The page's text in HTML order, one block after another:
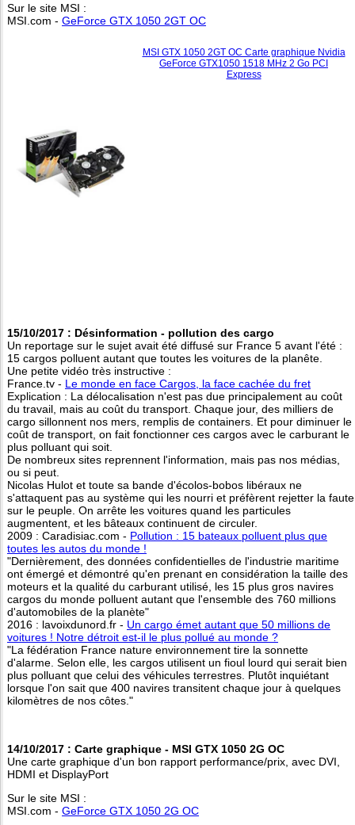
Sur le site MSI :
MSI.com - GeForce GTX 1050 2GT OC
MSI GTX 1050 2GT OC Carte graphique Nvidia
GeForce GTX1050 1518 MHz 2 Go PCI
Express
15/10/2017 : Désinformation - pollution des cargo
Un reportage sur le sujet avait été diffusé sur France 5 avant l'été :
15 cargos polluent autant que toutes les voitures de la planête.
Une petite vidéo très instructive :
France.tv - Le monde en face Cargos, la face cachée du fret
Explication : La délocalisation n'est pas due principalement au coût
du travail, mais au coût du transport. Chaque jour, des milliers de
cargo sillonnent nos mers, remplis de containers. Et pour diminuer le
coût de transport, on fait fonctionner ces cargos avec le carburant le
plus polluant qui soit.
De nombreux sites reprennent l'information, mais pas nos médias,
ou si peut.
Nicolas Hulot et toute sa bande d'écolos-bobos libéraux ne
s'attaquent pas au système qui les nourri et préfèrent rejetter la faute
sur le peuple. On arrête les voitures quand les particules
augmentent, et les bâteaux continuent de circuler.
2009 : Caradisiac.com - Pollution : 15 bateaux polluent plus que
toutes les autos du monde !
"Dernièrement, des données confidentielles de l'industrie maritime
ont émergé et démontré qu'en prenant en considération la taille des
moteurs et la qualité du carburant utilisé, les 15 plus gros navires
cargos du monde polluent autant que l'ensemble des 760 millions
d'automobiles de la planète"
2016 : lavoixdunord.fr - Un cargo émet autant que 50 millions de
voitures ! Notre détroit est-il le plus pollué au monde ?
"La fédération France nature environnement tire la sonnette
d'alarme. Selon elle, les cargos utilisent un fioul lourd qui serait bien
plus polluant que celui des véhicules terrestres. Plutôt inquiétant
lorsque l'on sait que 400 navires transitent chaque jour à quelques
kilomètres de nos côtes."
14/10/2017 : Carte graphique - MSI GTX 1050 2G OC
Une carte graphique d'un bon rapport performance/prix, avec DVI,
HDMI et DisplayPort
Sur le site MSI :
MSI.com - GeForce GTX 1050 2G OC